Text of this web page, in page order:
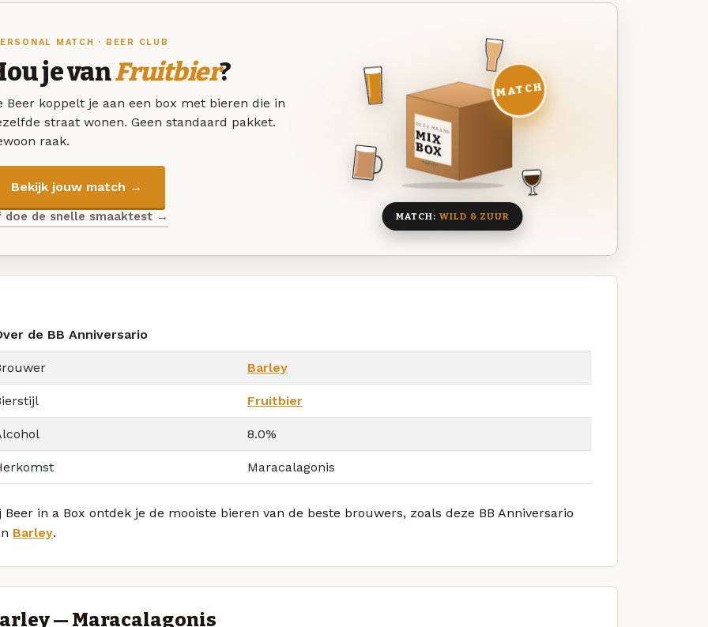
MATCH · BEER CLUB
je vanFruitbier?
Beer koppelt je aan een box met bieren die in
straat wonen. Geen standaard pakket.
raak.
Bekijk jouw match →
doe de snelle smaaktest →
DEZE MAAND
MIX
BOX
8 BIEREN
MATCH
MATCH: WILD & ZUUR
de BB Anniversario
Barley
Fruitbier
8.0%
Maracalagonis
Beer in a Box ontdek je de mooiste bieren van de beste brouwers, zoals deze BB Anniversario
Barley.
— Maracalagonis